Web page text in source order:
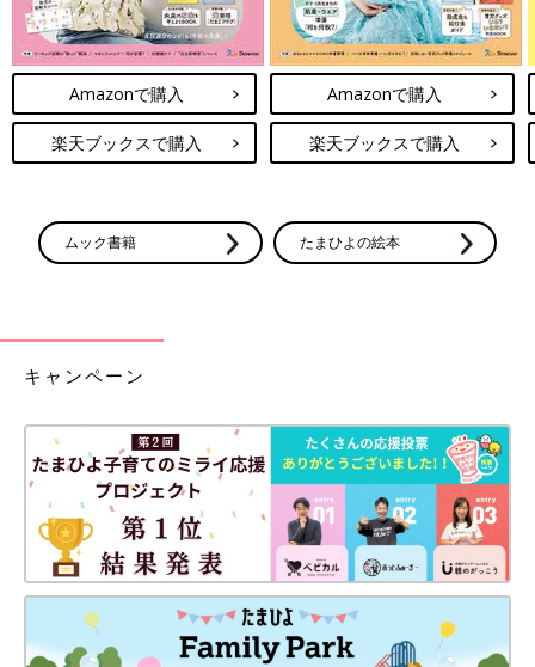
食べ物はからだを温めるだけでなく、冷やす要因となる場合もあ
ります。絶対食べたらダメ！ というわけではありませんが、多
く摂り過ぎないように気をつけましょう。
・トランス脂肪酸（※12）
トランス脂肪酸を多く摂り過ぎると、心筋梗塞などの冠動脈疾患
ファットスプレッドなどの植物性油脂などを固形化した食品や、
それらを原材料に使用した菓子類に含まれます。
的に摂っていると血糖値が乱高下しやすくなり、血流や体温を調
てすぐ甘味を感じるような飲料や菓子類は、し好品としてたまに
楽しむ程度にするといいでしょう。
小麦製品、麺類、精白米などのでんぷんも早食いやながら食いな
どをすると血糖値の乱高下を引き起こしやすくなります。食事を
丁寧によく噛んで食べることで、血糖値が安定しやすくなるので
実践してみてください。
からだの内側から冷え性対策
Amazonで購入
楽天ブックスで購入
Amazonで購入
楽天ブックスで購入
ムック書籍 たまひよの絵本
キャンペーン